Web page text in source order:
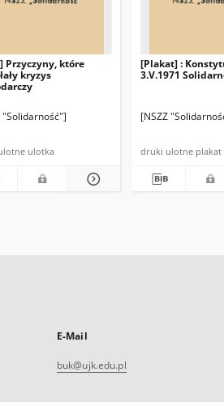
Przyczyny, które
kryzys
"Solidarność"]
druki ulotne ulotka
[Plakat] :
3.V.1971
[NSZZ
druki ulotne plakat
E-Mail
buk@ujk.edu.pl